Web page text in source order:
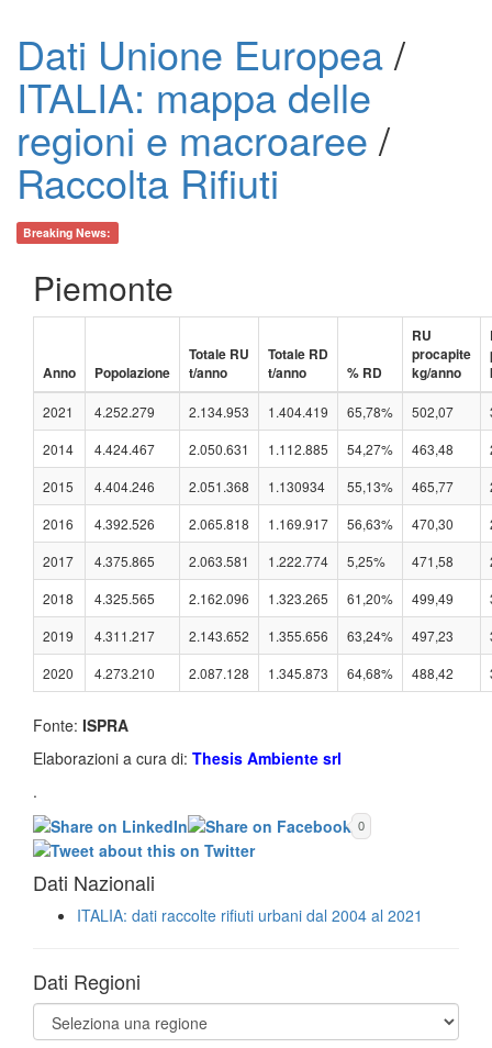
Dati Unione Europea/
ITALIA: mappa delle
regioni e macroaree /
Raccolta Rifiuti
Breaking News:
Piemonte
Anno Popolazione
Totale RU
t/anno
Totale RD
t/anno
% RD
RU
procapite
kg/anno
2021 4.252.279 2.134.953 1.404.419 65,78% 502,07
2014
4.424.467 2.050.631 1.112.885 54,27% 463,48
2015
4.404.246 2.051.368 1.130934 55,13% 465,77
2016
4.392.526 2.065.818 1.169.917 56,63% 470,30
2017
4.375.865 2.063.581 1.222.774 5,25% 471,58
2018
4.325.565 2.162.096 1.323.265 61,20% 499,49
2019
4.311.217 2.143.652 1.355.656 63,24% 497,23
2020
4.273.210 2.087.128 1.345.873 64,68% 488,42
Fonte: ISPRA
Elaborazioni a cura di: Thesis Ambiente srl
.
0
Dati Nazionali
ITALIA: dati raccolte rifiuti urbani dal 2004 al 2021
Dati Regioni